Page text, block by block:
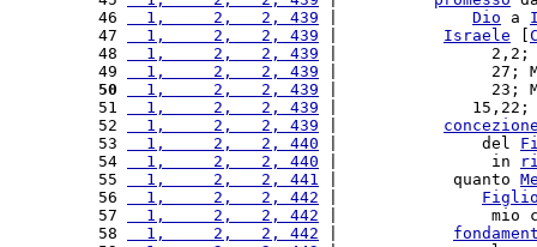
46
  1,     2,   2, 439
Dio a
47
  1,     2,   2, 439
Israele
48
  1,     2,   2, 439
|                2,2;
49
  1,     2,   2, 439
|                27; Mt
50
  1,     2,   2, 439
|                23; Mt
51
  1,     2,   2, 439
|              15,22;
52
  1,     2,   2, 439
53
  1,     2,   2, 440
|               del
54
  1,     2,   2, 440
|                in
55
  1,     2,   2, 441
|            quanto
56
  1,     2,   2, 442
57
  1,     2,   2, 442
|                mio
58
  1,     2,   2, 442